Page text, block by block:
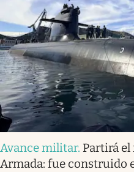
Avance militar. Partirá
Armada: fue construido